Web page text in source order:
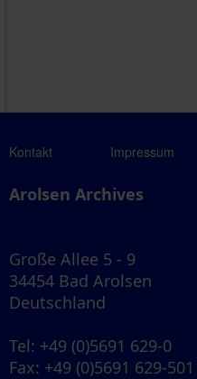
Kontakt Impressum
Arolsen Archives
Große Allee 5 - 9
34454 Bad Arolsen
Deutschland
Tel: +49 (0)5691 629-0
Fax: +49 (0)5691 629-501